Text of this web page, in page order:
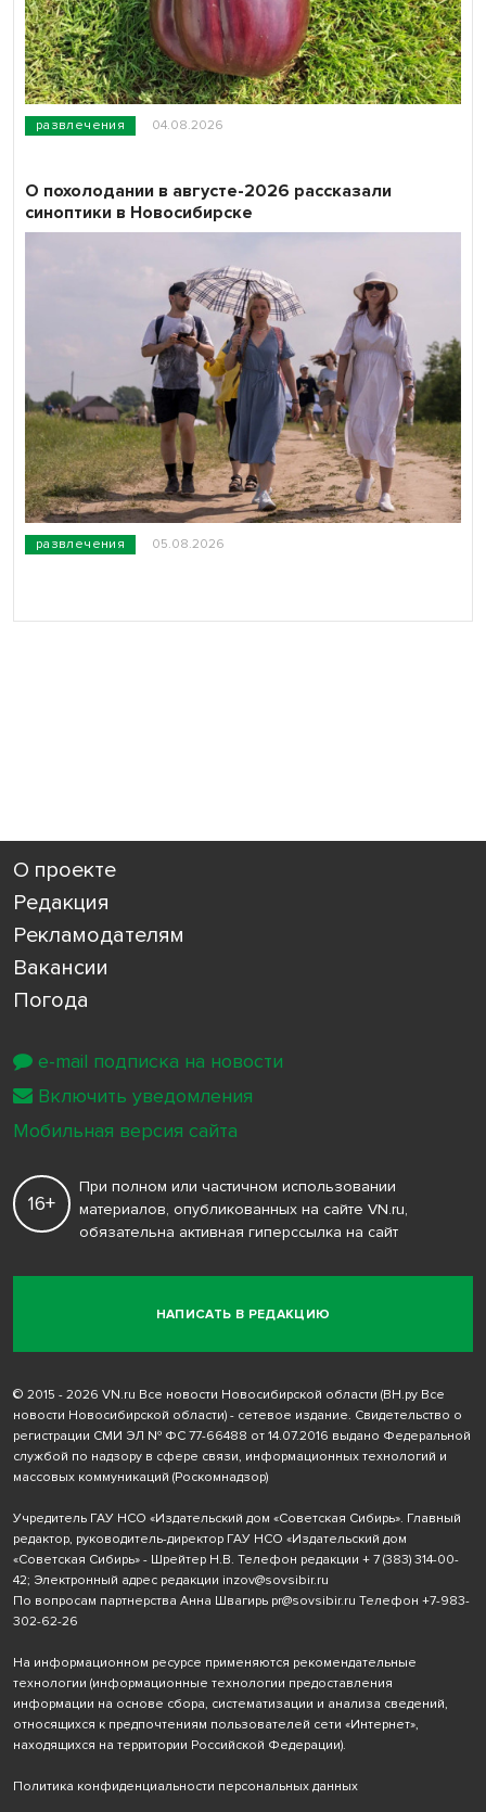
развлечения 04.08.2026
развлечения 05.08.2026
О похолодании в августе-2026 рассказали
синоптики в Новосибирске
О проекте
Редакция
Рекламодателям
Вакансии
Погода
НАПИСАТЬ В РЕДАКЦИЮ
16+
При полном или частичном использовании
материалов, опубликованных на сайте VN.ru,
обязательна активная гиперссылка на сайт
© 2015 - 2026 VN.ru Все новости Новосибирской области (ВН.ру Все
новости Новосибирской области) - сетевое издание. Свидетельство о
регистрации СМИ ЭЛ № ФС 77-66488 от 14.07.2016 выдано Федеральной
службой по надзору в сфере связи, информационных технологий и
массовых коммуникаций (Роскомнадзор)
Учредитель ГАУ НСО «Издательский дом «Советская Сибирь». Главный
редактор, руководитель-директор ГАУ НСО «Издательский дом
«Советская Сибирь» - Шрейтер Н.В. Телефон редакции + 7 (383) 314-00-
42; Электронный адрес редакции inzov@sovsibir.ru
По вопросам партнерства Анна Швагирь pr@sovsibir.ru Телефон +7-983-
302-62-26
На информационном ресурсе применяются рекомендательные
технологии (информационные технологии предоставления
информации на основе сбора, систематизации и анализа сведений,
относящихся к предпочтениям пользователей сети «Интернет»,
находящихся на территории Российской Федерации).
Политика конфиденциальности персональных данных
e-mail подписка на новости
Включить уведомления
Мобильная версия сайта